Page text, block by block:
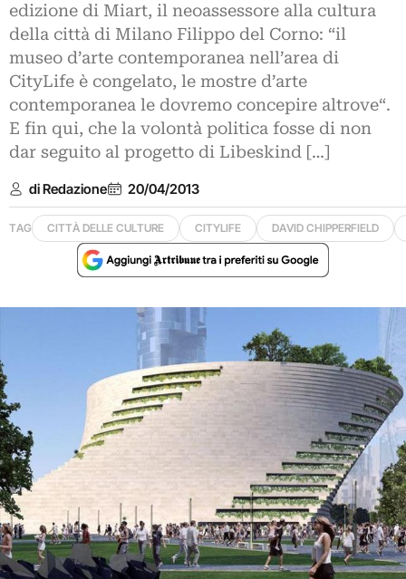
edizione di Miart, il neoassessore alla cultura
della città di Milano Filippo del Corno: “il
museo d’arte contemporanea nell’area di
CityLife è congelato, le mostre d’arte
contemporanea le dovremo concepire altrove“.
E fin qui, che la volontà politica fosse di non
dar seguito al progetto di Libeskind […]
di Redazione 20/04/2013
TAG CITTÀ DELLE CULTURE CITYLIFE DAVID CHIPPERFIELD